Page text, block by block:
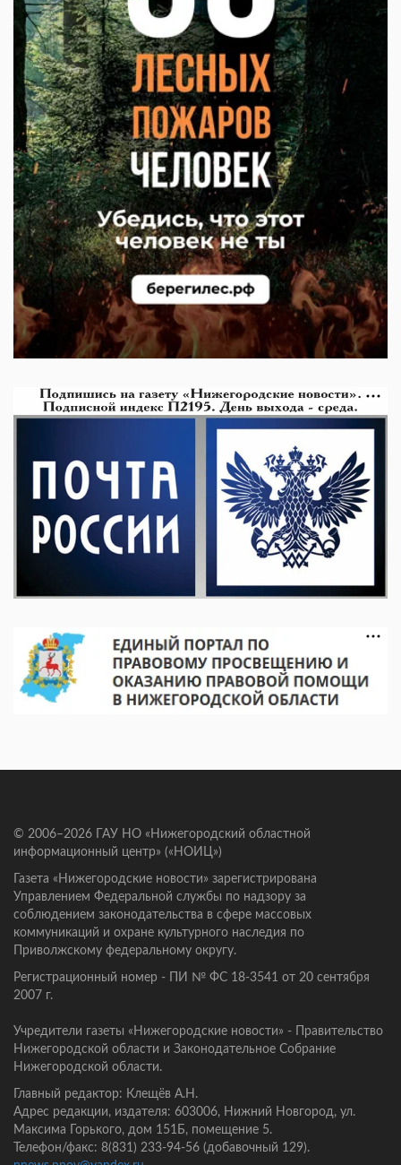
© 2006–2026 ГАУ НО «Нижегородский областной
информационный центр» («НОИЦ»)
Газета «Нижегородские новости» зарегистрирована
Управлением Федеральной службы по надзору за
соблюдением законодательства в сфере массовых
коммуникаций и охране культурного наследия по
Приволжскому федеральному округу.
Регистрационный номер - ПИ № ФС 18-3541 от 20 сентября
2007 г.
Учредители газеты «Нижегородские новости» - Правительство
Нижегородской области и Законодательное Собрание
Нижегородской области.
Главный редактор: Клещёв А.Н.
Адрес редакции, издателя: 603006, Нижний Новгород, ул.
Максима Горького, дом 151Б, помещение 5.
Телефон/факс: 8(831) 233-94-56 (добавочный 129).